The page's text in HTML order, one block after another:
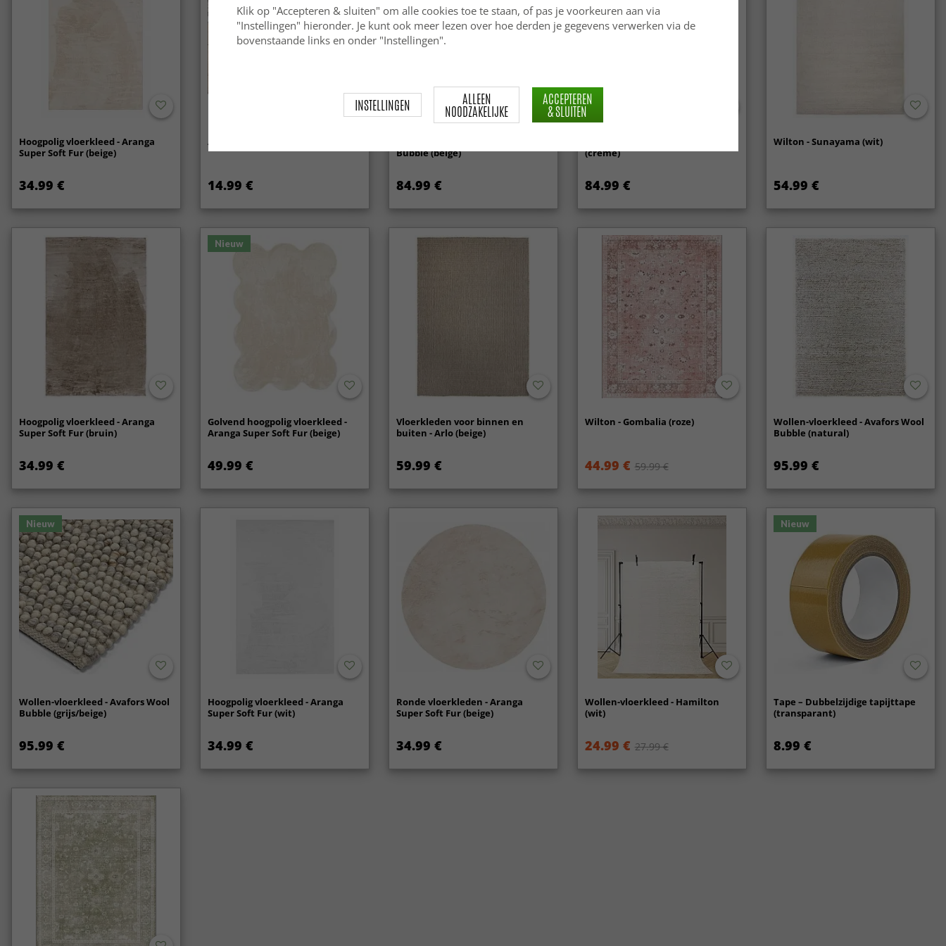
juiste plaatsing en verzorging behoudt het kleed zijn mooie uiterlijk
langdurig.
Hoogpolig vloerkleed - Aranga
Super Soft Fur (beige)
34.99 €
Anti-slip
14.99 €
Bubble (beige)
84.99 €
(creme)
84.99 €
Wilton - Sunayama (wit)
54.99 €
Hoogpolig vloerkleed - Aranga
Super Soft Fur (bruin)
34.99 €
Nieuw
Golvend hoogpolig vloerkleed -
Aranga Super Soft Fur (beige)
49.99 €
Vloerkleden voor binnen en
buiten - Arlo (beige)
59.99 €
Wilton - Gombalia (roze)
44.99 € 59.99 €
Wollen-vloerkleed - Avafors Wool
Bubble (natural)
95.99 €
Nieuw
Wollen-vloerkleed - Avafors Wool
Bubble (grijs/beige)
95.99 €
Hoogpolig vloerkleed - Aranga
Super Soft Fur (wit)
34.99 €
Ronde vloerkleden - Aranga
Super Soft Fur (beige)
34.99 €
Wollen-vloerkleed - Hamilton
(wit)
24.99 € 27.99 €
Nieuw
Tape – Dubbelzijdige tapijttape
(transparant)
8.99 €
Klik op "Accepteren & sluiten" om alle cookies toe te staan, of pas je voorkeuren aan via
"Instellingen" hieronder. Je kunt ook meer lezen over hoe derden je gegevens verwerken via de
bovenstaande links en onder "Instellingen".
INSTELLINGEN ALLEEN
NOODZAKELIJKE
ACCEPTEREN
& SLUITEN